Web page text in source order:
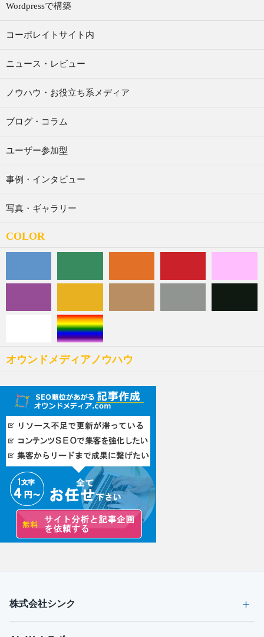
Wordpressで構築
コーポレイトサイト内
ニュース・レビュー
ノウハウ・お役立ち系メディア
ブログ・コラム
ユーザー参加型
事例・インタビュー
写真・ギャラリー
COLOR
オウンドメディアノウハウ
株式会社シンク